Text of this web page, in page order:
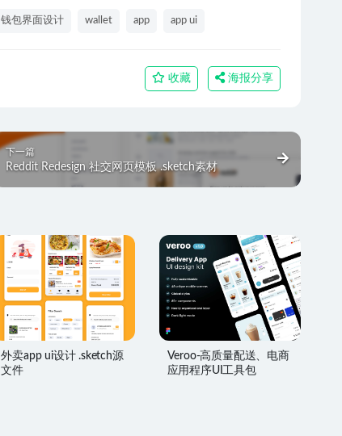
钱包界面设计 wallet app app ui
收藏 海报分享
下一篇
Reddit Redesign 社交网页模板 .sketch素材
外卖app ui设计 .sketch源
文件
Veroo-高质量配送、电商
应用程序UI工具包